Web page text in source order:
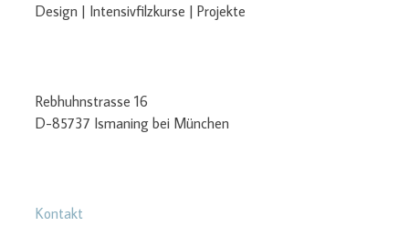
Design | Intensivfilzkurse | Projekte
Rebhuhnstrasse 16
D-85737 Ismaning bei München
Kontakt